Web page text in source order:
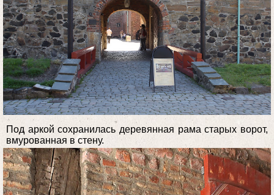
Под аркой сохранилась деревянная рама старых ворот,
вмурованная в стену.